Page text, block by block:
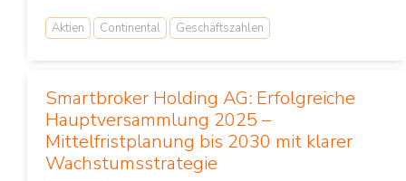
Aktien Continental Geschäftszahlen
Smartbroker Holding AG: Erfolgreiche
Hauptversammlung 2025 –
Mittelfristplanung bis 2030 mit klarer
Wachstumsstrategie